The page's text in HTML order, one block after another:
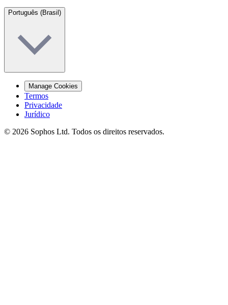
Português (Brasil)
Manage Cookies
Termos
Privacidade
Jurídico
© 2026 Sophos Ltd. Todos os direitos reservados.